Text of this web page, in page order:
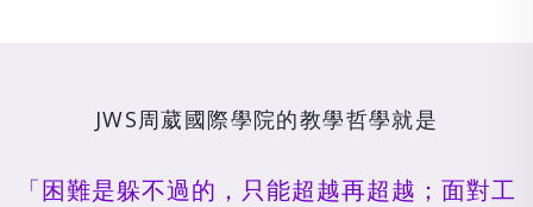
JWS周葳國際學院的教學哲學就是
「困難是躲不過的，只能超越再超越；面對工